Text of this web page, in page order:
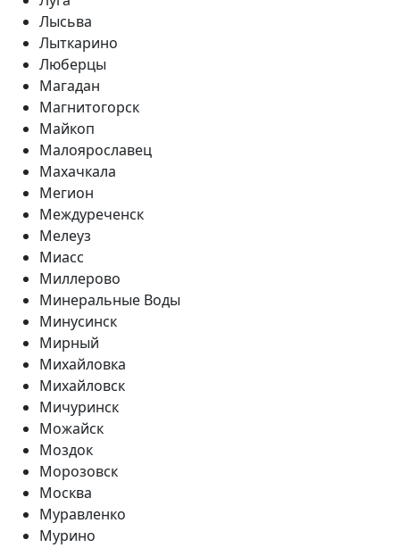
Лысьва
Лыткарино
Люберцы
Магадан
Магнитогорск
Майкоп
Малоярославец
Махачкала
Мегион
Междуреченск
Мелеуз
Миасс
Миллерово
Минеральные Воды
Минусинск
Мирный
Михайловка
Михайловск
Мичуринск
Можайск
Моздок
Морозовск
Москва
Муравленко
Мурино